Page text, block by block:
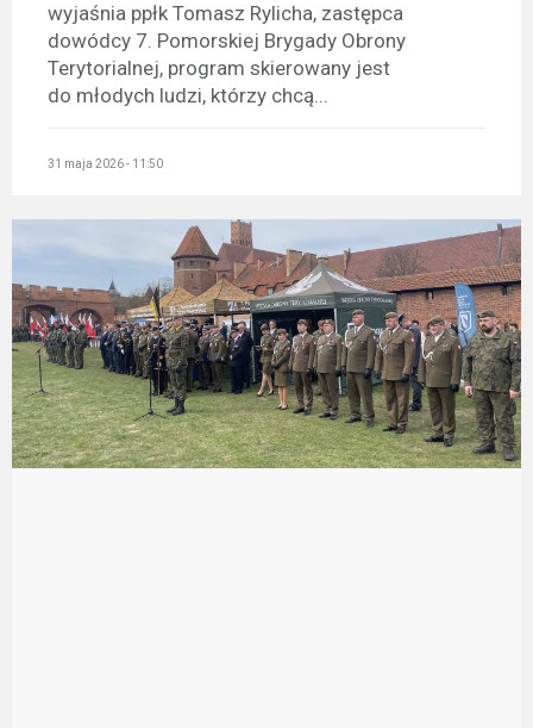
wyjaśnia ppłk Tomasz Rylicha, zastępca
dowódcy 7. Pomorskiej Brygady Obrony
Terytorialnej, program skierowany jest
do młodych ludzi, którzy chcą...
31 maja 2026 - 11:50